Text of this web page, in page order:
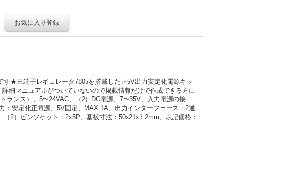
お気に入り登録
★三端子レギュレータ7805を搭載した正5V出力安定化電源キッ
細マニュアルがついていないので掲載情報だけで作成できる方に
ランス）、5〜24VAC、（2）DC電源、7〜35V、入力電源の接
：安定化正電源、5V固定、MAX 1A、出力インターフェース：2通
2）ピンソケット：2x5P、基板寸法：50x21x1.2mm、表記価格：